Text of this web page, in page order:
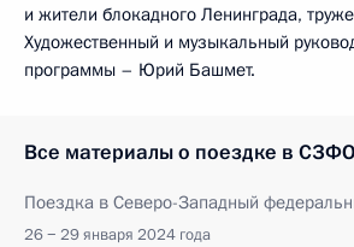
и жители блокадного Ленинграда,
Художественный и музыкальный
программы – Юрий Башмет.
Все материалы о поездке в СЗФО
Поездка в Северо-Западный
26 − 29 января 2024 года